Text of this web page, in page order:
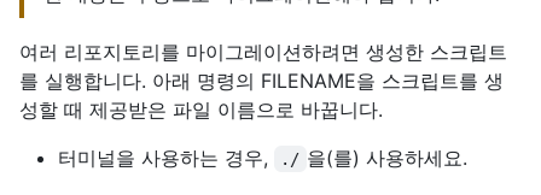
여러 리포지토리를 마이그레이션하려면 생성한 스크립트
를 실행합니다. 아래 명령의 FILENAME을 스크립트를 생
성할 때 제공받은 파일 이름으로 바꿉니다.
터미널을 사용하는 경우,
./ 을(를) 사용하세요.